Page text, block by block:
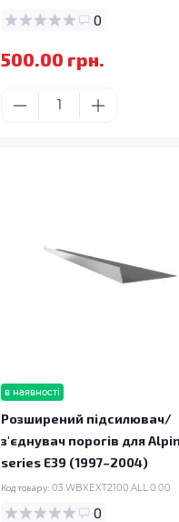
0
500.00 грн.
в наявності
Розширений підсилювач/
з'єднувач порогів для
series E39 (1997–2004)
Код товару: 03.WBXEXT2100.ALL.0.00
0